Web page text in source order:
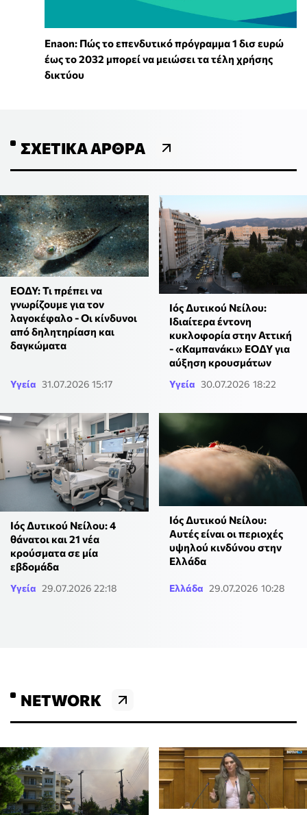
Enaon: Πώς το επενδυτικό πρόγραμμα 1 δισ ευρώ
έως το 2032 μπορεί να μειώσει τα τέλη χρήσης
δικτύου
ΣΧΕΤΙΚΆ ΆΡΘΡΑ
ΕΟΔΥ: Τι πρέπει να
γνωρίζουμε για τον
λαγοκέφαλο - Οι κίνδυνοι
από δηλητηρίαση και
δαγκώματα
Υγεία 31.07.2026 15:17
Ιός Δυτικού Νείλου:
Ιδιαίτερα έντονη
κυκλοφορία στην Αττική
- «Καμπανάκι» ΕΟΔΥ για
αύξηση κρουσμάτων
Υγεία 30.07.2026 18:22
Ιός Δυτικού Νείλου: 4
θάνατοι και 21 νέα
κρούσματα σε μία
εβδομάδα
Υγεία 29.07.2026 22:18
Ιός Δυτικού Νείλου:
Αυτές είναι οι περιοχές
υψηλού κινδύνου στην
Ελλάδα
Ελλάδα 29.07.2026 10:28
NETWORK